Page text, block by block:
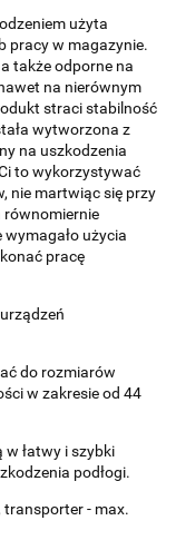
użyta
pracy w magazynie.
także odporne na
na nierównym
straci stabilność
wytworzona z
na uszkodzenia
to wykorzystywać
nie martwiąc się przy
wymagało użycia
pracę
do rozmiarów
w zakresie od 44
łatwy i szybki
podłogi.
transporter - max.